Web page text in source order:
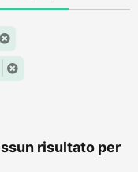
risultato per